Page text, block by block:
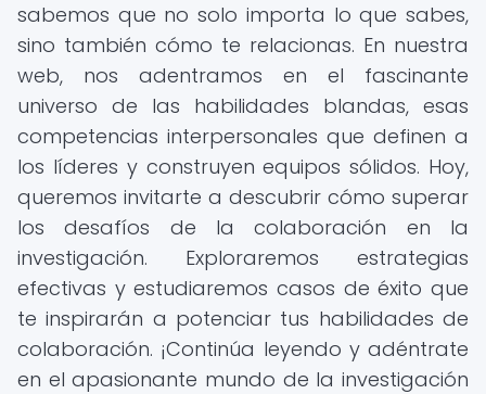
sabemos que no solo importa lo que sabes,
sino también cómo te relacionas. En nuestra
web, nos adentramos en el fascinante
universo de las habilidades blandas, esas
competencias interpersonales que definen a
los líderes y construyen equipos sólidos. Hoy,
queremos invitarte a descubrir cómo superar
los desafíos de la colaboración en la
investigación. Exploraremos estrategias
efectivas y estudiaremos casos de éxito que
te inspirarán a potenciar tus habilidades de
colaboración. ¡Continúa leyendo y adéntrate
en el apasionante mundo de la investigación